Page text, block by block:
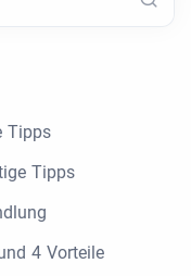
Tipps
Tipps
4 Vorteile